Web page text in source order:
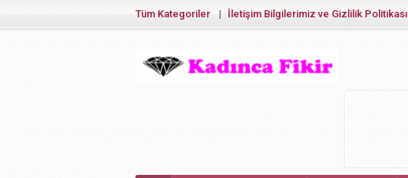
Tüm Kategoriler İletişim Bilgilerimiz ve Gizlilik Politikası